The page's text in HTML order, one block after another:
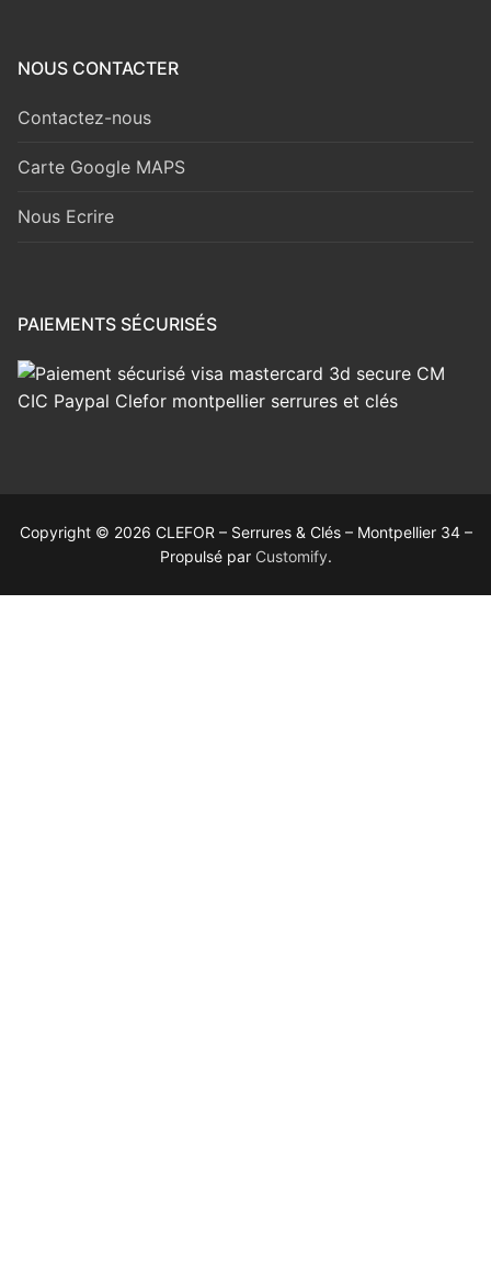
NOUS CONTACTER
Contactez-nous
Carte Google MAPS
Nous Ecrire
PAIEMENTS SÉCURISÉS
Copyright © 2026 CLEFOR – Serrures & Clés – Montpellier 34 –
Propulsé par Customify.